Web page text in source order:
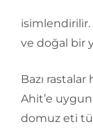
ve doğal bir
Bazı
Ahit’e
domuz eti